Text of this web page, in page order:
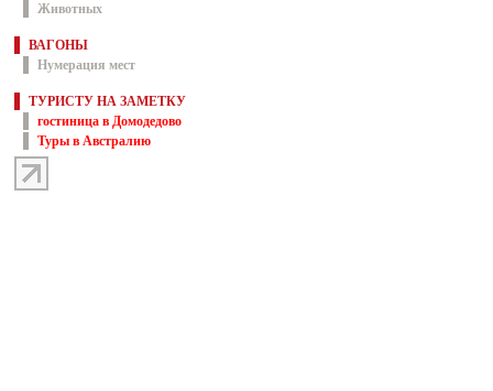
Животных
ВАГОНЫ
Нумерация мест
ТУРИСТУ НА ЗАМЕТКУ
гостиница в Домодедово
Туры в Австралию